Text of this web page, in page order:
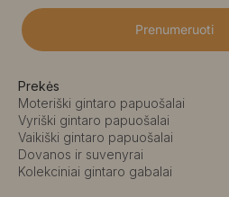
Prenumeruoti
Prekės
Moteriški gintaro papuošalai
Vyriški gintaro papuošalai
Vaikiški gintaro papuošalai
Dovanos ir suvenyrai
Kolekciniai gintaro gabalai